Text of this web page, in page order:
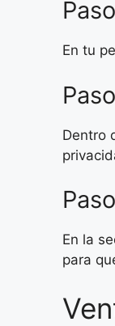
En tu
Dentro
En la
para